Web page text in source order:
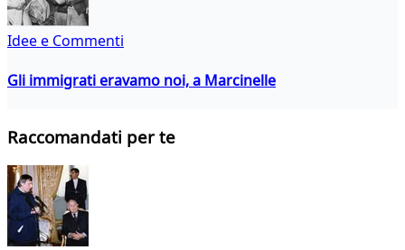
Idee e Commenti
Gli immigrati eravamo noi, a Marcinelle
Raccomandati per te